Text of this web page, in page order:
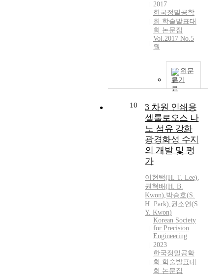
2017
한국정밀공학
회 학술발표대
회 논문집
Vol.2017 No.5
월
원문
보기
10
3 차원 인쇄용
셀룰로오스 나
노 섬유 강화
광경화성 수지
의 개발 및 평
가
이현택(H. T. Lee),
권혁배(H. B.
Kwon),박승호(S.
H. Park),권소연(S.
Y. Kwon)
Korean Society
for Precision
Engineering
2023
한국정밀공학
회 학술발표대
회 논문집